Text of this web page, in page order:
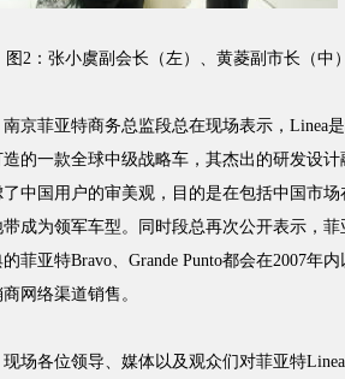
：张小虞副会长（左）、黄菱副市长（中
菲亚特商务总监段总在现场表示，Linea是
造的一款全球中级战略车，其杰出的研发设
了中国用户的审美观，目的是在包括中国市
带成为领军车型。同时段总再次公开表示，
菲亚特Bravo、Grande Punto都会在2007年
网络渠道销售。
各位领导、媒体以及观众们对菲亚特Linea